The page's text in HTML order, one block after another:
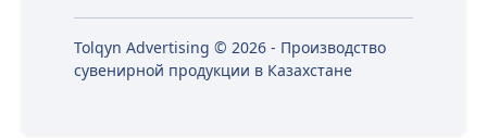
Tolqyn Advertising © 2026 - Производство
сувенирной продукции в Казахстане